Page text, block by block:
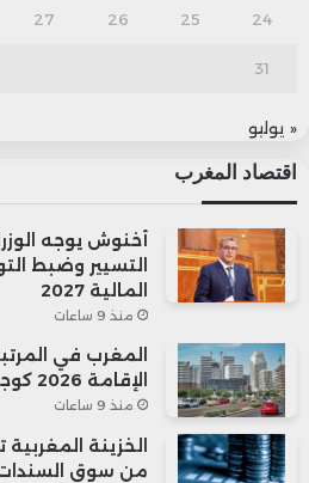
24
25
26
27
31
« يوليو
اقتصاد المغرب
أخنوش يوجه
التسيير وضبط
المالية 2027
منذ 9 ساعات
الإقامة 2026 كوجهة مفضلة للمتقاعدين
منذ 9 ساعات
من سوق